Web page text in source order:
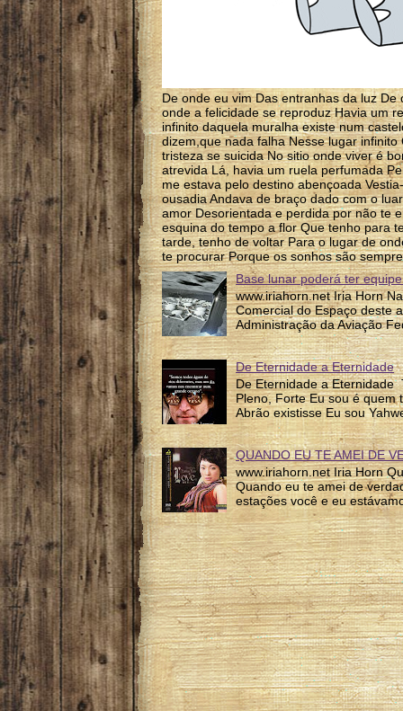
De onde eu vim Das entranhas da luz
onde a felicidade se reproduz Havia um
infinito daquela muralha existe num
dizem,que nada falha Nesse lugar
tristeza se suicida No sitio onde viver é
atrevida Lá, havia um ruela perfumada
me estava pelo destino abençoada
ousadia Andava de braço dado com o
amor Desorientada e perdida por não te
esquina do tempo a flor Que tenho para
tarde, tenho de voltar Para o lugar de
te procurar Porque os sonhos são
Base lunar poderá ter
www.iriahorn.net Iria Horn
Comercial do Espaço deste
Administração da Aviação
De Eternidade a Eternidade
De Eternidade a Eternidade
Pleno, Forte Eu sou é quem
Abrão existisse Eu sou
QUANDO EU TE AMEI DE
www.iriahorn.net Iria Horn
Quando eu te amei de
estações você e eu